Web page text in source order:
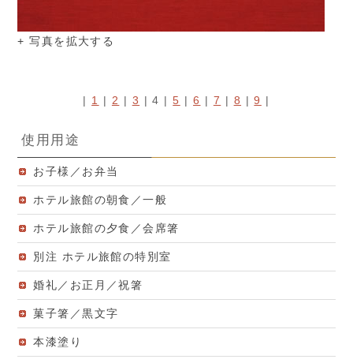
+ 写真を拡大する
| 1 | 2 | 3 |4 |5 |6 | 7 | 8 |9 |
使用用途
お子様／お弁当
ホテル旅館の朝食／一般
ホテル旅館の夕食／会席箸
別注 ホテル旅館の特別室
婚礼／お正月／祝箸
菓子箸／黒文字
本漆塗り